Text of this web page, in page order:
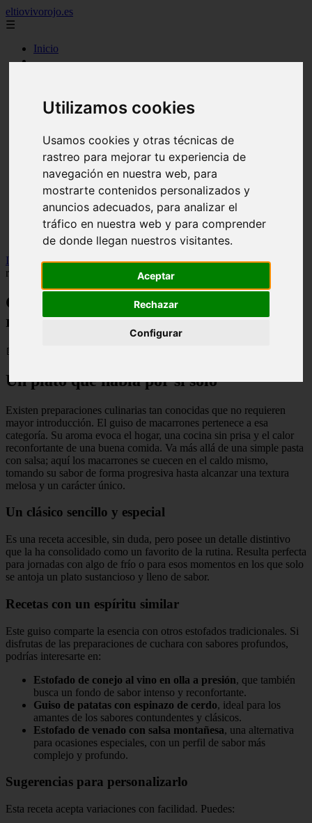
Utilizamos cookies
Usamos cookies y otras técnicas de
rastreo para mejorar tu experiencia de
navegación en nuestra web, para
mostrarte contenidos personalizados y
anuncios adecuados, para analizar el
tráfico en nuestra web y para comprender
de donde llegan nuestros visitantes.
Aceptar
Rechazar
Configurar
eltiovivorojo.es
☰
Inicio
argentina
carnes
espana
huevos
mariscos
otros
postres
producto
reposteria
venezuela
verduras
Inicio
recetas >Guiso de macarrones: receta casera y
reconfortante
Guiso de macarrones: receta casera y
reconfortante
📅 13/02/2026
Un plato que habla por sí solo
Existen preparaciones culinarias tan conocidas que no requieren
mayor introducción. El guiso de macarrones pertenece a esa
categoría. Su aroma evoca el hogar, una cocina sin prisa y el calor
reconfortante de una buena comida. Va más allá de una simple pasta
con salsa; aquí los macarrones se cuecen en el caldo mismo,
tomando su sabor de forma progresiva hasta alcanzar una textura
melosa y un carácter único.
Un clásico sencillo y especial
Es una receta accesible, sin duda, pero posee un detalle distintivo
que la ha consolidado como un favorito de la rutina. Resulta perfecta
para jornadas con algo de frío o para esos momentos en los que solo
se antoja un plato sustancioso y lleno de sabor.
Recetas con un espíritu similar
Este guiso comparte la esencia con otros estofados tradicionales. Si
disfrutas de las preparaciones de cuchara con sabores profundos,
podrías interesarte en:
Estofado de conejo al vino en olla a presión, que también
busca un fondo de sabor intenso y reconfortante.
Guiso de patatas con espinazo de cerdo, ideal para los
amantes de los sabores contundentes y clásicos.
Estofado de venado con salsa montañesa, una alternativa
para ocasiones especiales, con un perfil de sabor más
complejo y profundo.
Sugerencias para personalizarlo
Esta receta acepta variaciones con facilidad. Puedes: